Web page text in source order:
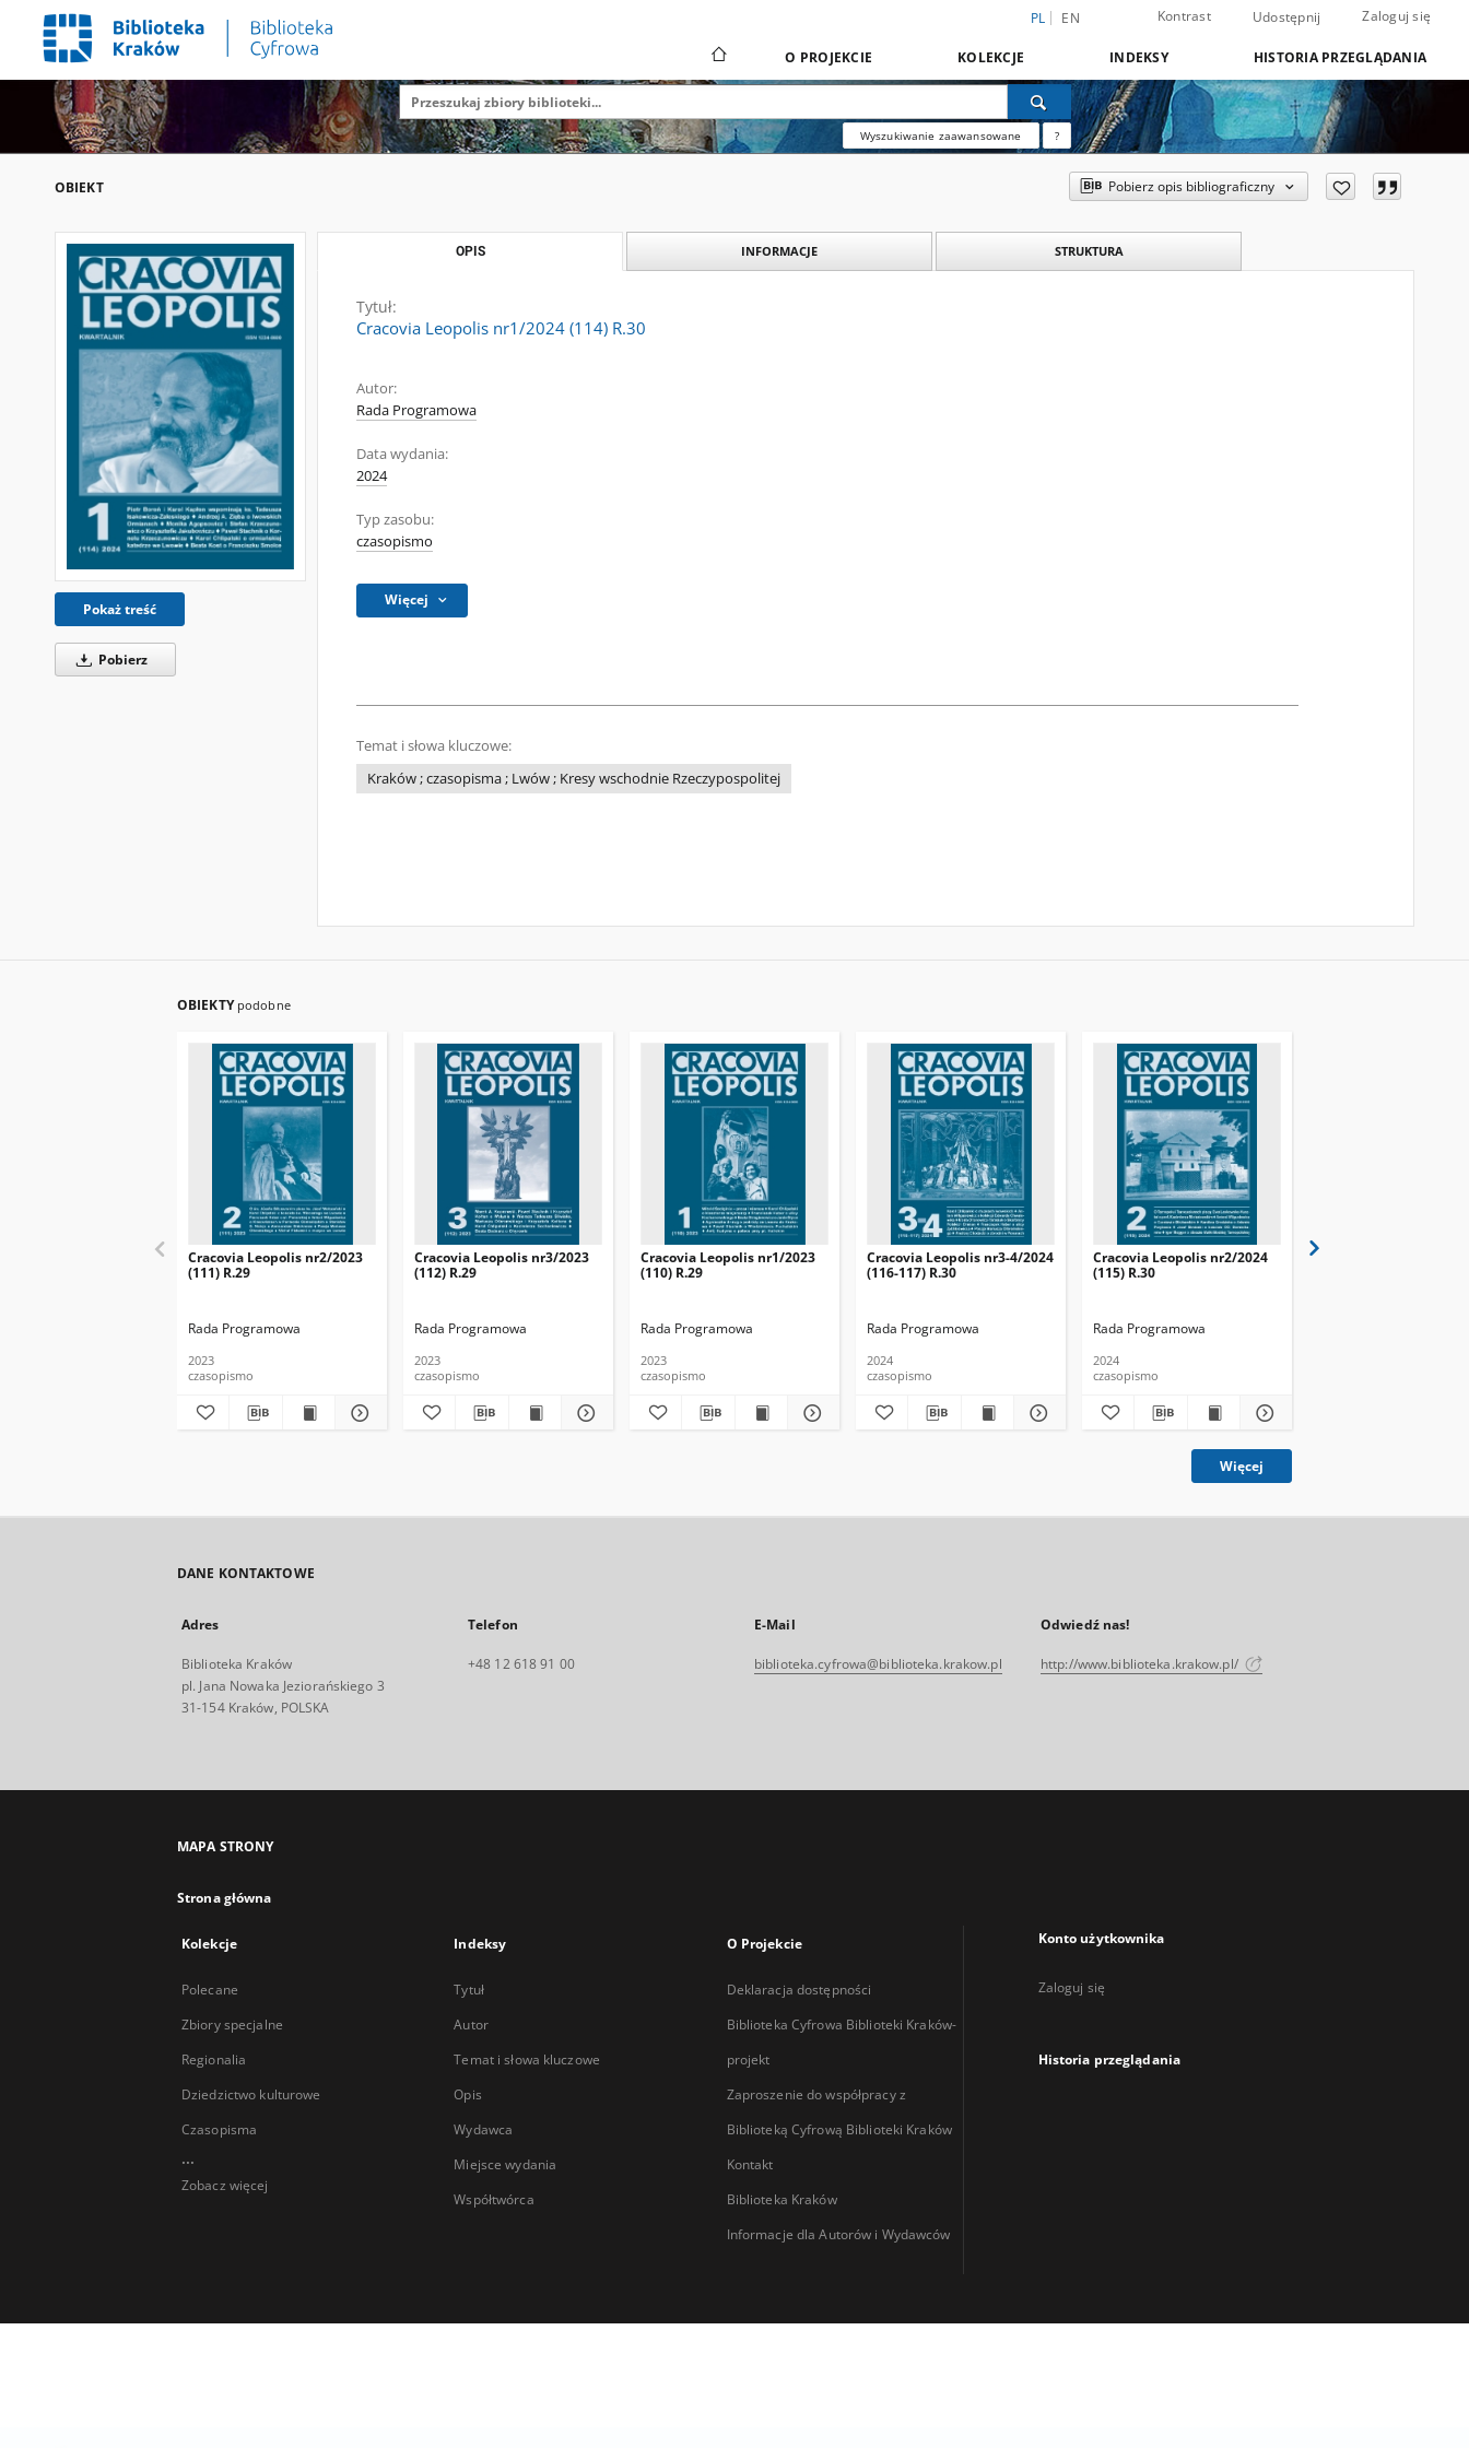
PL EN Kontrast Udostępnij Zaloguj się
O PROJEKCIE KOLEKCJE INDEKSY HISTORIA PRZEGLĄDANIA
Wyszukiwanie zaawansowane ?
OBIEKT Pobierz opis bibliograficzny
Pokaż treść
Pobierz
OPIS INFORMACJE STRUKTURA
Tytuł:
Cracovia Leopolis nr1/2024 (114) R.30
Autor:
Rada Programowa
Data wydania:
2024
Typ zasobu:
czasopismo
Więcej
Temat i słowa kluczowe:
Kraków ; czasopisma ; Lwów ; Kresy wschodnie Rzeczypospolitej
OBIEKTY podobne
Cracovia Leopolis nr2/2023
(111) R.29
Rada Programowa
2023
czasopismo
Cracovia Leopolis nr3/2023
(112) R.29
Rada Programowa
2023
czasopismo
Cracovia Leopolis nr1/2023
(110) R.29
Rada Programowa
2023
czasopismo
Cracovia Leopolis nr3-4/2024
(116-117) R.30
Rada Programowa
2024
czasopismo
Cracovia Leopolis nr2/2024
(115) R.30
Rada Programowa
2024
czasopismo
Więcej
DANE KONTAKTOWE
Adres
Biblioteka Kraków
pl. Jana Nowaka Jeziorańskiego 3
31-154 Kraków, POLSKA
Telefon
+48 12 618 91 00
E-Mail
biblioteka.cyfrowa@biblioteka.krakow.pl
Odwiedź nas!
http://www.biblioteka.krakow.pl/
MAPA STRONY
Strona główna
Kolekcje
Polecane
Zbiory specjalne
Regionalia
Dziedzictwo kulturowe
Czasopisma
...
Zobacz więcej
Indeksy
Tytuł
Autor
Temat i słowa kluczowe
Opis
Wydawca
Miejsce wydania
Współtwórca
O Projekcie
Deklaracja dostępności
Biblioteka Cyfrowa Biblioteki Kraków-
projekt
Zaproszenie do współpracy z
Biblioteką Cyfrową Biblioteki Kraków
Kontakt
Biblioteka Kraków
Informacje dla Autorów i Wydawców
Konto użytkownika
Zaloguj się
Historia przeglądania